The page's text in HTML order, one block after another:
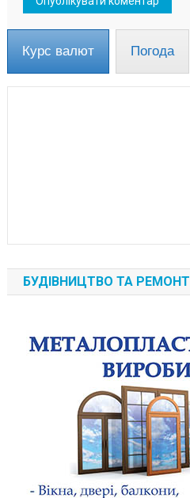
Курс валют Погода
БУДІВНИЦТВО ТА РЕМОНТ